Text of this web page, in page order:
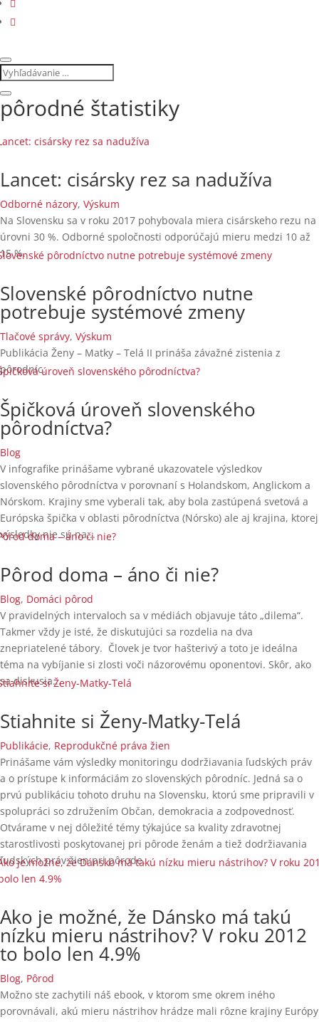
pôrodné štatistiky
Lancet: cisársky rez sa nadužíva
Odborné názory, Výskum
Na Slovensku sa v roku 2017 pohybovala miera cisárskeho rezu na
úrovni 30 %. Odborné spoločnosti odporúčajú mieru medzi 10 až
15 %.
Slovenské pôrodníctvo nutne
potrebuje systémové zmeny
Tlačové správy, Výskum
Publikácia Ženy – Matky – Telá II prináša závažné zistenia z
pôrodníc.
Špičková úroveň slovenského
pôrodníctva?
Blog
V infografike prinášame vybrané ukazovatele výsledkov
slovenského pôrodníctva v porovnaní s Holandskom, Anglickom a
Nórskom. Krajiny sme vyberali tak, aby bola zastúpená svetová a
Európska špička v oblasti pôrodníctva (Nórsko) ale aj krajina, ktorej
výsledky nie sú na...
Pôrod doma – áno či nie?
Blog, Domáci pôrod
V pravidelných intervaloch sa v médiách objavuje táto „dilema“.
Takmer vždy je isté, že diskutujúci sa rozdelia na dva
znepriatelené tábory. Človek je tvor hašterivý a toto je ideálna
téma na vybíjanie si zlosti voči názorovému oponentovi. Skôr, ako
sa diskusia...
Stiahnite si Ženy-Matky-Telá
Publikácie, Reprodukčné práva žien
Prinášame vám výsledky monitoringu dodržiavania ľudských práv
a o prístupe k informáciám zo slovenských pôrodníc. Jedná sa o
prvú publikáciu tohoto druhu na Slovensku, ktorú sme pripravili v
spolupráci so združením Občan, demokracia a zodpovednosť.
Otvárame v nej dôležité témy týkajúce sa kvality zdravotnej
starostlivosti poskytovanej pri pôrode ženám a tiež dodržiavania
ľudských práv žien pri pôrode.
Ako je možné, že Dánsko má takú
nízku mieru nástrihov? V roku 2012
to bolo len 4.9%
Blog, Pôrod
Možno ste zachytili náš ebook, v ktorom sme okrem iného
porovnávali, akú mieru nástrihov hrádze mali rôzne krajiny Európy